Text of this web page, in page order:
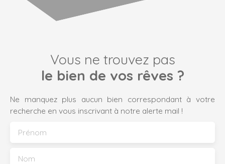
Vous ne trouvez pas
le bien de vos rêves ?
Ne manquez plus aucun bien correspondant à votre
recherche en vous inscrivant à notre alerte mail !
Prénom
Nom